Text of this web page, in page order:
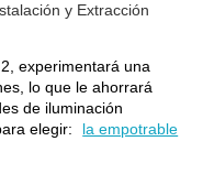
y Extracción
experimentará una
lo que le ahorrará
de iluminación
elegir:
la empotrable